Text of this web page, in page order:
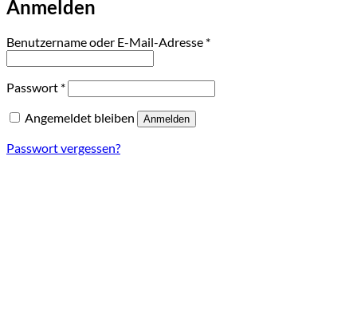
Anmelden
Benutzername oder E-Mail-Adresse *Erforderlich
Passwort *Erforderlich
Angemeldet bleiben Anmelden
Passwort vergessen?